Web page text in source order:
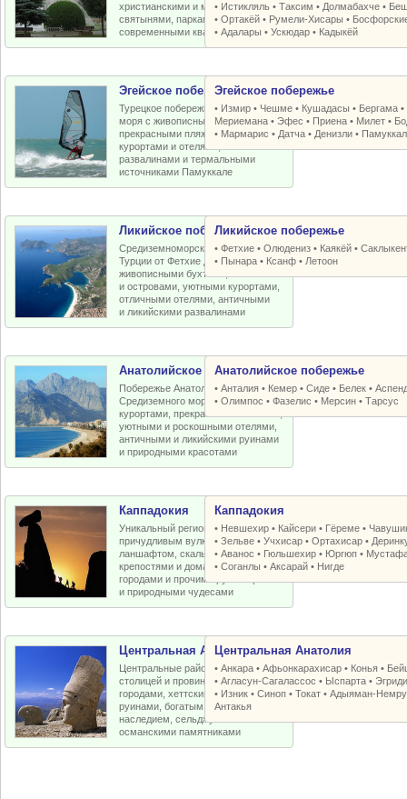
христианскими и мусульманскими
святынями, парками, старыми и
современными кварталами
• Истикляль •Таксим • Долмабахче •
•Ортакёй • Румели-Xисары •
•Адалары •Ускюдар • Кадыкёй
Эгейское побережье
Турецкое побережье Эгейского
моря с живописными бухтами,
прекрасными пляжами, отличными
курортами и отелями, античными
развалинами и термальными
источниками Памуккале
Эгейское побережье
• Измир • Чешме • Кушадасы • Бергама •
Мериемана •Эфес • Приена • Милет •
• Мармарис • Датча • Денизли •
Ликийское побережье
Средиземноморское побережье
Турции от Фетхие до Кемера с
живописными бухтами, пляжами
и островами, уютными курортами,
отличными отелями, античными
и ликийскими развалинами
Ликийское побережье
•Фетхие •Олюдениз • Каякёй •
• Пынара • Ксанф • Летоон
Анатолийское побережье
Побережье Анатолийской бухты
Средиземного моря с отличными
курортами, прекрасными пляжами,
уютными и роскошными отелями,
античными и ликийскими руинами
и природными красотами
Анатолийское побережье
•Анталия • Кемер •Сиде • Белек •
•Олимпос •Фазелис • Мерсин •Тарсус
Каппадокия
Уникальный регион Турции с
причудливым вулканическим
ланшафтом, скальными церквями,
крепостями и домами, пещерными
городами и прочими рукотворными
и природными чудесами
Каппадокия
• Невшехир • Кайсери • Гёреме •
•Зельве •Учхисар •Ортахисар •
•Аванос • Гюльшехир • Юргюп •
•Соганлы •Аксарай • Нигде
Центральная Анатолия
Центральные районы Турции со
столицей и провинциальными
городами, хеттскими и античными
руинами, богатым византийским
наследием, сельджукскими и
османскими памятниками
Центральная Анатолия
•Анкара •Афьонкарахисар • Конья •
•Агласун-Сагалассос • Ыспарта •
• Изник •Синоп •Токат •Адыяман-
Антакья